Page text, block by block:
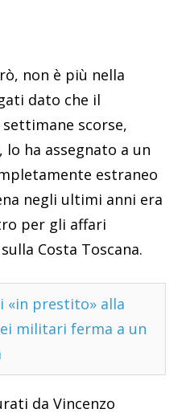
non è più nella
dato che il
scorse,
ha assegnato a un
estraneo
negli ultimi anni era
per gli affari
Costa Toscana.
«in prestito» alla
militari ferma a un
da Vincenzo